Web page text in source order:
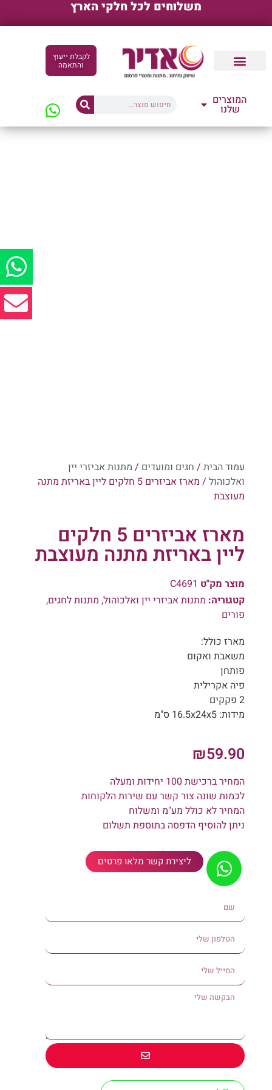
משלוחים לכל חלקי הארץ
לקבלת ייעוץ
והתאמה
המוצרים
שלנו
עמוד הבית/ חגים ומועדים / מתנות אביזרי יין
ואלכוהול
/ מארז אביזרים 5 חלקים ליין באריזת מתנה
מעוצבת
מארז אביזרים 5 חלקים
ליין באריזת מתנה מעוצבת
מוצר מק"ט C4691
קטגוריה: מתנות אביזרי יין ואלכוהול, מתנות לחגים,
פורים
מארז כולל:
משאבת ואקום
פותחן
פיה אקרילית
2 פקקים
מידות: 16.5x24x5 ס"מ
₪59.90
המחיר ברכישת 100 יחידות ומעלה
לכמות שונה צור קשר עם שירות הלקוחות
המחיר לא כולל מע"מ ומשלוח
ניתן להוסיף הדפסה בתוספת תשלום
ליצירת קשר מלאו פרטים